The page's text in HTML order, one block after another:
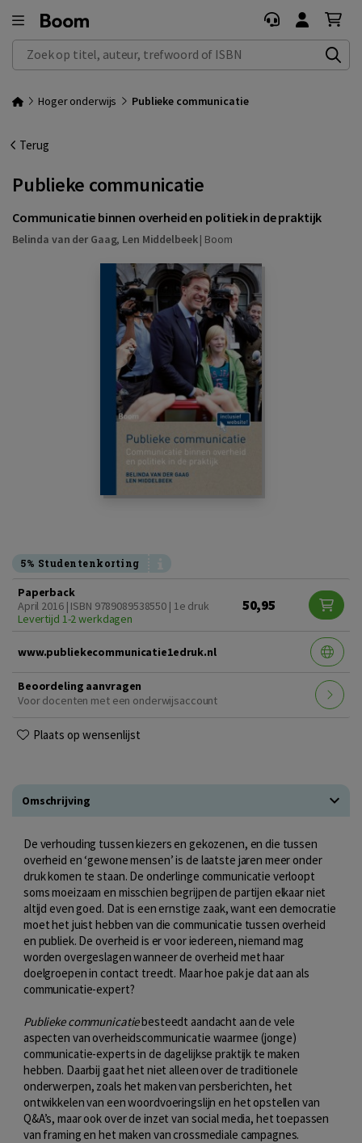
Zoek op titel, auteur, trefwoord of ISBN
Hoger onderwijs Publieke communicatie
Terug
Publieke communicatie
Communicatie binnen overheid en politiek in de praktijk
Belinda van der Gaag, Len Middelbeek| Boom
5% Studentenkorting
Paperback
April 2016 | ISBN 9789089538550 | 1e druk
Levertijd 1-2 werkdagen
50,95
www.publiekecommunicatie1edruk.nl
Beoordeling aanvragen
Voor docenten met een onderwijsaccount
Plaats op wensenlijst
Omschrijving
De verhouding tussen kiezers en gekozenen, en die tussen
overheid en ‘gewone mensen’ is de laatste jaren meer onder
druk komen te staan. De onderlinge communicatie verloopt
soms moeizaam en misschien begrijpen de partijen elkaar niet
altijd even goed. Dat is een ernstige zaak, want een democratie
moet het juist hebben van die communicatie tussen overheid
en publiek. De overheid is er voor iedereen, niemand mag
worden overgeslagen wanneer de overheid met haar
doelgroepen in contact treedt. Maar hoe pak je dat aan als
communicatie-expert?
Publieke communicatiebesteedt aandacht aan de vele
aspecten van overheidscommunicatie waarmee (jonge)
communicatie-experts in de dagelijkse praktijk te maken
hebben. Daarbij gaat het niet alleen over de traditionele
onderwerpen, zoals het maken van persberichten, het
ontwikkelen van een woordvoeringslijn en het opstellen van
Q&A’s, maar ook over de inzet van social media, het toepassen
van framing en het maken van crossmediale campagnes.